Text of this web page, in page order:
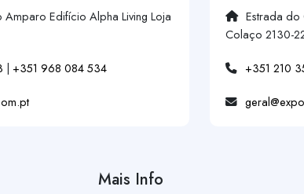
Edifício Alpha Living Loja
| +351 968 084 534
Estrada do
Colaço 2130-
+351 210
Mais Info